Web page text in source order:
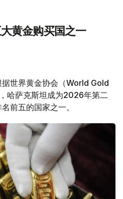
黄金购买国之一
据世界黄金协会（World Gold
哈萨克斯坦成为2026年第二
前五的国家之一。